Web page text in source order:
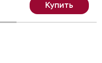
Купить